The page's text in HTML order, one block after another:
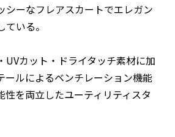
シーなフレアスカートでエレガン
いる。
UVカット・ドライタッチ素材に加
ールによるベンチレーション機能
性を両立したユーティリティスタ